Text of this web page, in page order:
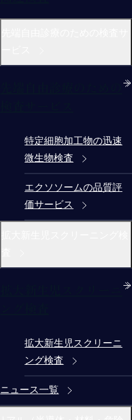
特定細胞加工物の迅速
微生物検査
エクソソームの品質評
価サービス
拡大新生児スクリーニ
ング検査
ニュース一覧